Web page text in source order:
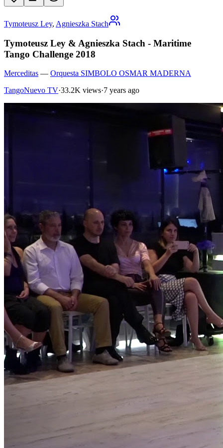
Tymoteusz Ley, Agnieszka Stach
Tymoteusz Ley & Agnieszka Stach - Maritime
Tango Challenge 2018
Merceditas — Orquesta SIMBOLO OSMAR MADERNA
TangoNuevo TV·33.2K views·7 years ago